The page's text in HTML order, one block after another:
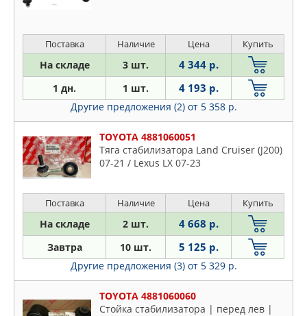
Поставка Наличие Цена Купить
На складе 3 шт. 4 344 р.
1 дн. 1 шт. 4 193 р.
Другие предложения (2) от 5 358 р.
TOYOTA 4881060051
Тяга стабилизатора Land Cruiser (J200)
07-21 / Lexus LX 07-23
Поставка Наличие Цена Купить
На складе 2 шт. 4 668 р.
Завтра 10 шт. 5 125 р.
Другие предложения (3) от 5 329 р.
TOYOTA 4881060060
Стойка стабилизатора | перед лев |